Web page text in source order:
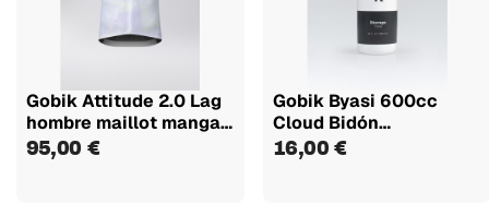
Gobik Attitude 2.0 Lag
hombre maillot manga
corta
95,00 €
Gobik Byasi 600cc
Cloud Bidón
portaherramientas
16,00 €